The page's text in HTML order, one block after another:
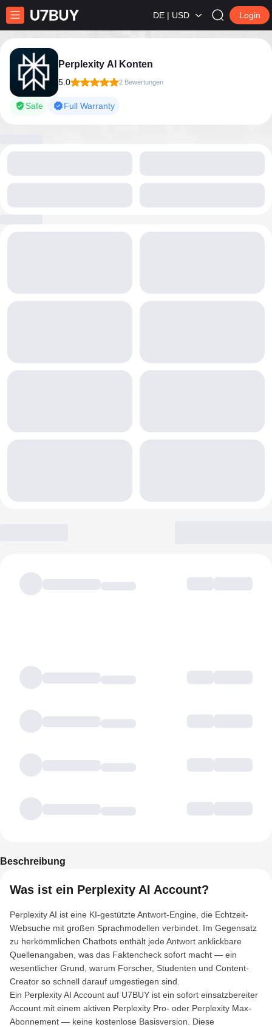
DE | USD Login
Perplexity AI Konten
5.0 2 Bewertungen
Safe Full Warranty
Beschreibung
Was ist ein Perplexity AI Account?
Perplexity AI ist eine KI-gestützte Antwort-Engine, die Echtzeit-
Websuche mit großen Sprachmodellen verbindet. Im Gegensatz
zu herkömmlichen Chatbots enthält jede Antwort anklickbare
Quellenangaben, was das Faktencheck sofort macht — ein
wesentlicher Grund, warum Forscher, Studenten und Content-
Creator so schnell darauf umgestiegen sind.
Ein Perplexity AI Account auf U7BUY ist ein sofort einsatzbereiter
Account mit einem aktiven Perplexity Pro- oder Perplexity Max-
Abonnement — keine kostenlose Basisversion. Diese